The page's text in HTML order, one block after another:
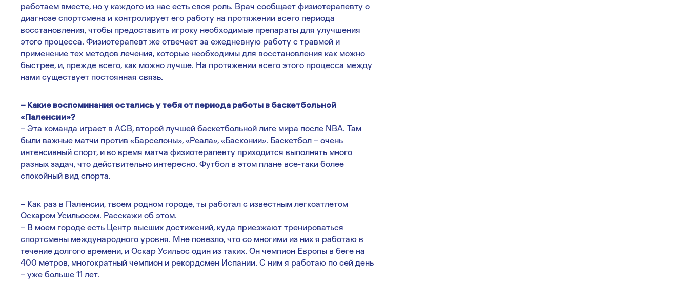
работаем вместе, но у каждого из нас есть своя роль. Врач сообщает физиотерапевту о
диагнозе спортсмена и контролирует его работу на протяжении всего периода
восстановления, чтобы предоставить игроку необходимые препараты для улучшения
этого процесса. Физиотерапевт же отвечает за ежедневную работу с травмой и
применение тех методов лечения, которые необходимы для восстановления как можно
быстрее, и, прежде всего, как можно лучше. На протяжении всего этого процесса между
нами существует постоянная связь.
– Какие воспоминания остались у тебя от периода работы в баскетбольной
«Паленсии»?
– Эта команда играет в ACB, второй лучшей баскетбольной лиге мира после NBA. Там
были важные матчи против «Барселоны», «Реала», «Басконии». Баскетбол – очень
интенсивный спорт, и во время матча физиотерапевту приходится выполнять много
разных задач, что действительно интересно. Футбол в этом плане все-таки более
спокойный вид спорта.
– Как раз в Паленсии, твоем родном городе, ты работал с известным легкоатлетом
Оскаром Усильосом. Расскажи об этом.
– В моем городе есть Центр высших достижений, куда приезжают тренироваться
спортсмены международного уровня. Мне повезло, что со многими из них я работаю в
течение долгого времени, и Оскар Усильос один из таких. Он чемпион Европы в беге на
400 метров, многократный чемпион и рекордсмен Испании. С ним я работаю по сей день
– уже больше 11 лет.